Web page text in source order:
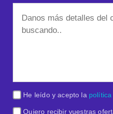
He leído y acepto la
Quiero recibir vuestras